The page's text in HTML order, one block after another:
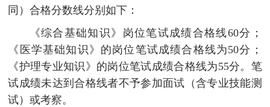
同）合格分数线分别如下：
《综合基础知识》岗位笔试成绩合格线60分；
《医学基础知识》的岗位笔试成绩合格线为50分；
《护理专业知识》的岗位笔试成绩合格线为55分。笔
试成绩未达到合格线者不予参加面试（含专业技能测
试）或考察。